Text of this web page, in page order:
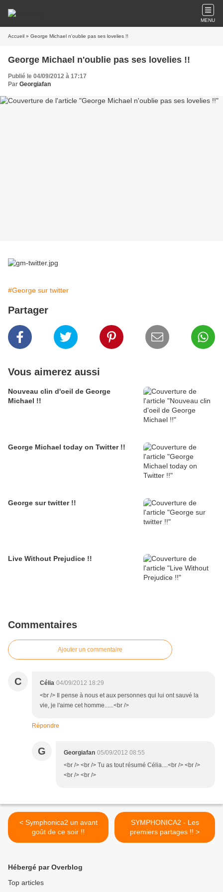
MENU
Accueil » George Michael n'oublie pas ses lovelies !!
George Michael n'oublie pas ses lovelies !!
Publié le 04/09/2012 à 17:17
Par Georgiafan
#George sur twitter
Partager
Vous aimerez aussi
Nouveau clin d'oeil de George
Michael !!
George Michael today on Twitter !!
George sur twitter !!
Live Without Prejudice !!
Commentaires
Ajouter un commentaire
C Célia 04/09/2012 18:29
<br /> Il pense à nous et aux personnes qui lui ont sauvé la
vie, je l'aime cet homme......<br />
Répondre
G Georgiafan 05/09/2012 08:55
<br /> <br /> Tu as tout résumé Célia....<br /> <br />
<br /> <br />
< Symphonica2 un avant
goût de ce soir !!
SYMPHONICA2 - Les
premiers partages !! >
Hébergé par Overblog
Top articles